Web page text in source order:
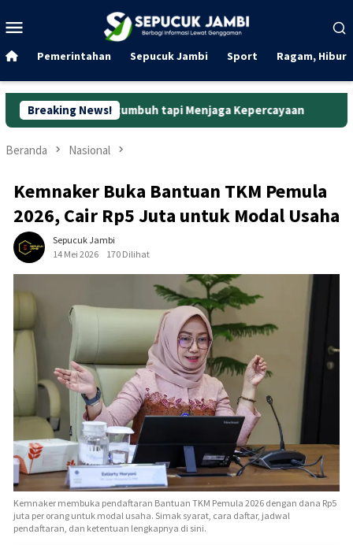
ke
Mobile
Pemerintahan Sepucuk Jambi Sport Ragam,
Breaking News!
Bertumbuh tapi Menjaga Kepercayaan Curanmor di
Beranda Nasional
Kemnaker Buka Bantuan TKM Pemula
2026, Cair Rp5 Juta untuk Modal Usaha
Sepucuk Jambi
14 Mei 2026
170 Dilihat
Kemnaker membuka pendaftaran Bantuan TKM Pemula 2026 dengan dana Rp5
juta per orang untuk modal usaha. Simak syarat, cara daftar, jadwal
pendaftaran, dan ketentuan lengkapnya di sini.